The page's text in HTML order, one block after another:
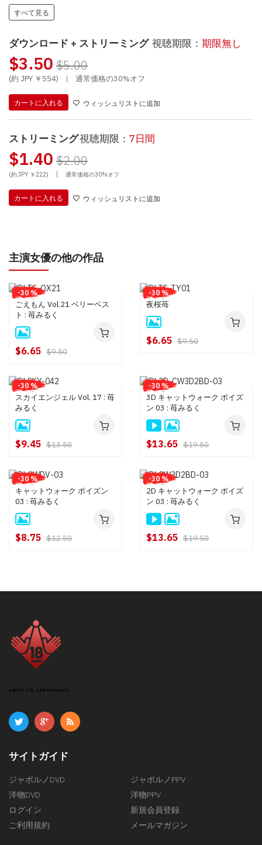
すべて見る
ダウンロード + ストリーミング 視聴期限： 期限無し
$3.50 $5.00
(約 JPY ￥554) | 通常価格の30%オフ
カートに入れる ウィッシュリストに追加
ストリーミング視聴期限： 7日間
$1.40 $2.00
(約 JPY ￥222) | 通常価格の30%オフ
カートに入れる ウィッシュリストに追加
主演女優の他の作品
-30 %
ごえもん Vol.21 ベリーベス
ト : 苺みるく
$6.65 $9.50
-30 %
夜桜苺
$6.65 $9.50
-30 %
スカイエンジェル Vol. 17 : 苺
みるく
$9.45 $13.50
-30 %
3D キャットウォーク ポイズ
ン 03 : 苺みるく
$13.65 $19.50
-30 %
キャットウォーク ポイズン
03 : 苺みるく
$8.75 $12.50
-30 %
2D キャットウォーク ポイズ
ン 03 : 苺みるく
$13.65 $19.50
ABOUT SSL CERTIFICATES
サイトガイド
ジャポルノDVD
ジャポルノPPV
洋物DVD
洋物PPV
ログイン
新規会員登録
ご利用規約
メールマガジン